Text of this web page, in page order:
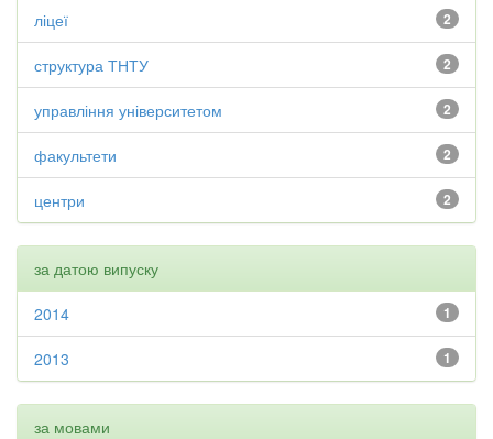
2
ліцеї
2
структура ТНТУ
2
управління університетом
2
факультети
2
центри
за датою випуску
1
2014
1
2013
за мовами